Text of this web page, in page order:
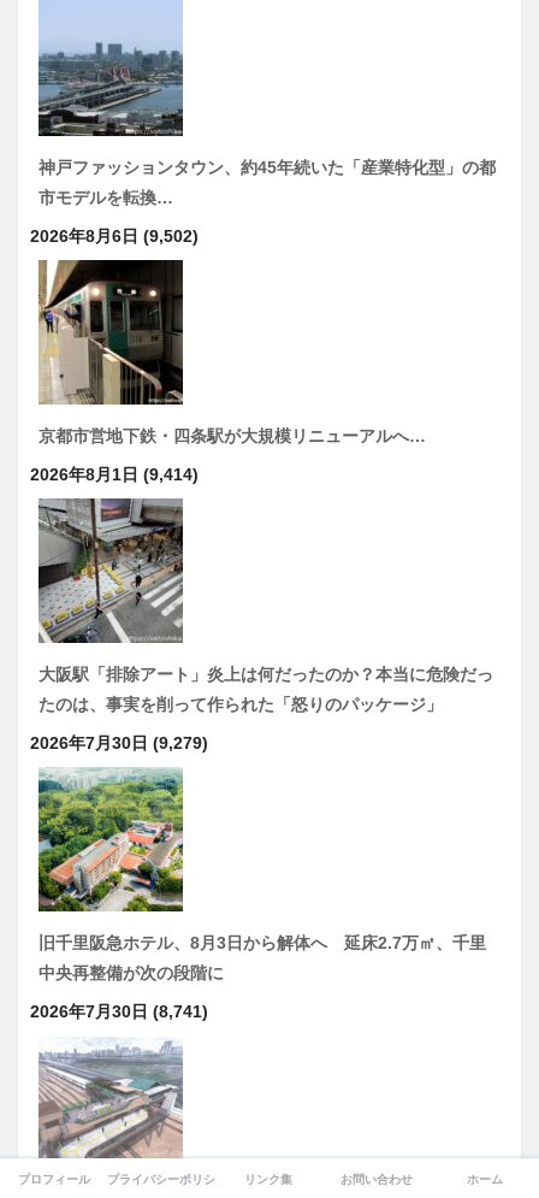
神戸ファッションタウン、約45年続いた「産業特化型」の都
市モデルを転換…
2026年8月6日 (9,502)
京都市営地下鉄・四条駅が大規模リニューアルへ…
2026年8月1日 (9,414)
大阪駅「排除アート」炎上は何だったのか？本当に危険だっ
たのは、事実を削って作られた「怒りのパッケージ」
2026年7月30日 (9,279)
旧千里阪急ホテル、8月3日から解体へ 延床2.7万㎡、千里
中央再整備が次の段階に
2026年7月30日 (8,741)
プロフィール プライバシーポリシー リンク集 お問い合わせ ホーム